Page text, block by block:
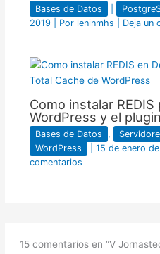
Bases de Datos
2019
| Por leninmhs Deja un
Como instalar
WordPress y el
Bases de Datos ,
WordPress
15 de enero
comentarios
15 comentarios en “V